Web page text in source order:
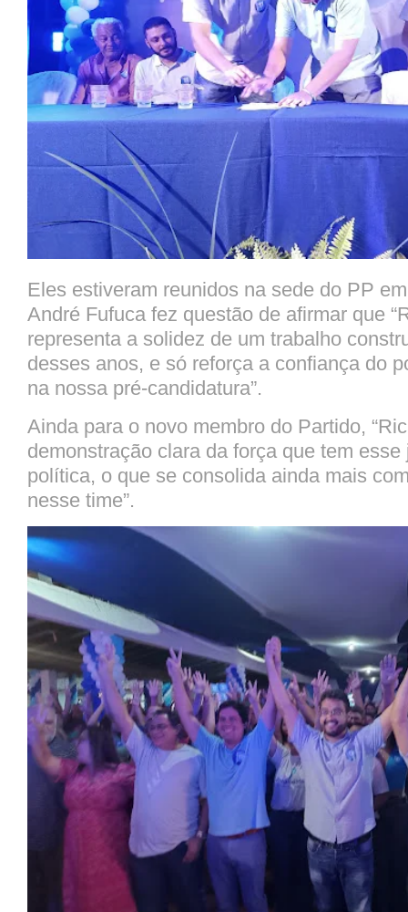
Eles estiveram reunidos na sede do PP
André Fufuca fez questão de afirmar que
representa a solidez de um trabalho
desses anos, e só reforça a confiança do
na nossa pré-candidatura”.
Ainda para o novo membro do Partido,
demonstração clara da força que tem
política, o que se consolida ainda mais
nesse time”.